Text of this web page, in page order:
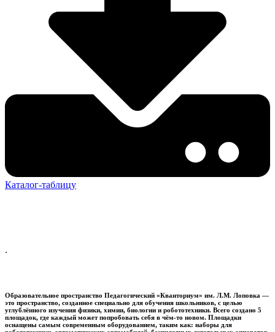
Каталог-таблицу
.
Образовательное пространство Педагогический «Кванториум» им. Л.М. Лоповка —
это пространство, созданное специально для обучения школьников, с целью
углублённого изучения физики, химии, биологии и робототехники. Всего создано 5
площадок, где каждый может попробовать себя в чём-то новом. Площадки
оснащены самым современным оборудованием, таким как: наборы для